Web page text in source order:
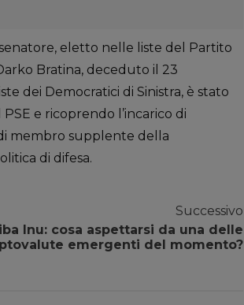
eletto nelle liste del Partito
Bratina, deceduto il 23
dei Democratici di Sinistra, è stato
e ricoprendo l’incarico di
membro supplente della
di difesa.
Successivo
Inu: cosa aspettarsi da una delle
emergenti del momento?